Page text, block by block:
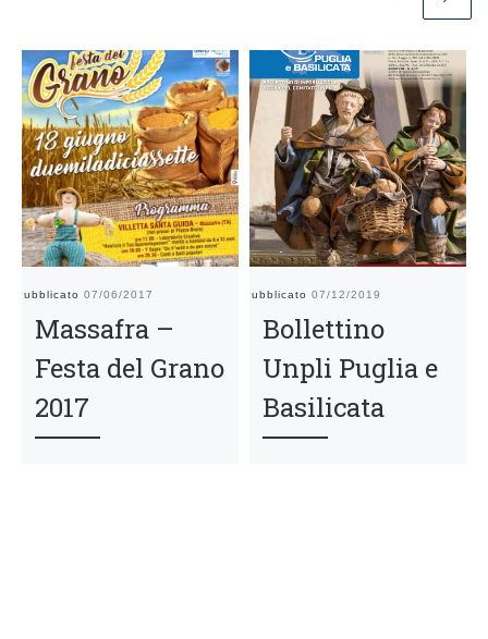
Pubblicato 07/06/2017
Massafra –
Festa del Grano
2017
Pubblicato 07/12/2019
Bollettino
Unpli Puglia e
Basilicata